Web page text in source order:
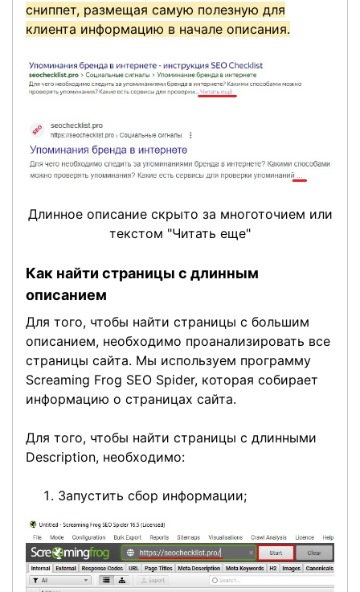
сниппет, размещая самую полезную для
клиента информацию в начале описания.
Длинное описание скрыто за многоточием или
текстом "Читать еще"
Как найти страницы с длинным
описанием
Для того, чтобы найти страницы с большим
описанием, необходимо проанализировать все
страницы сайта. Мы используем программу
Screaming Frog SEO Spider, которая собирает
информацию о страницах сайта.
Для того, чтобы найти страницы с длинными
Description, необходимо:
Запустить сбор информации;